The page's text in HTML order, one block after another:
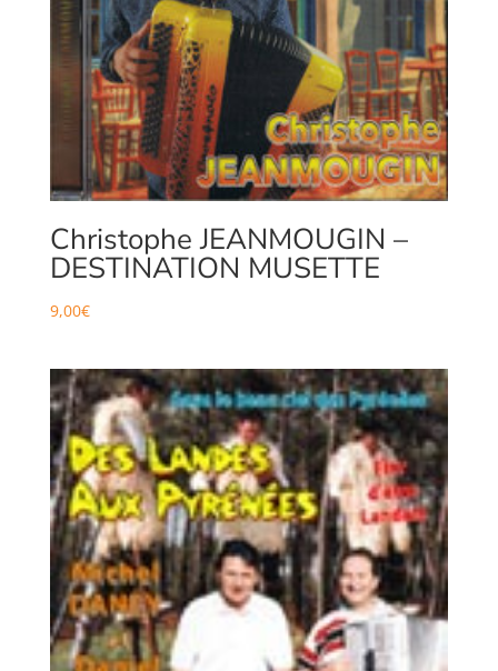
Christophe JEANMOUGIN –
DESTINATION MUSETTE
9,00€